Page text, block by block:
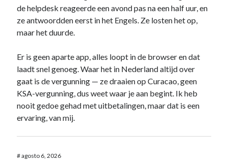
de helpdesk reageerde een avond pas na een half uur, en
ze antwoordden eerst in het Engels. Ze losten het op,
maar het duurde.
Er is geen aparte app, alles loopt in de browser en dat
laadt snel genoeg. Waar het in Nederland altijd over
gaat is de vergunning — ze draaien op Curacao, geen
KSA-vergunning, dus weet waar je aan begint. Ik heb
nooit gedoe gehad met uitbetalingen, maar dat is een
ervaring, van mij.
#agosto 6, 2026